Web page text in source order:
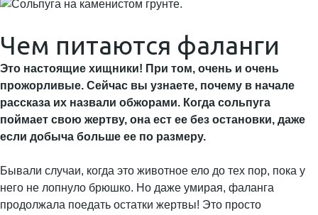
Чем питаются фаланги
Это настоящие хищники! При том, очень и очень
прожорливые. Сейчас вы узнаете, почему в начале
рассказа их назвали обжорами. Когда сольпуга
поймает свою жертву, она ест ее без остановки, даже
если добыча больше ее по размеру.
Бывали случаи, когда это животное ело до тех пор, пока у
него не лопнуло брюшко. Но даже умирая, фаланга
продолжала поедать остатки жертвы! Это просто